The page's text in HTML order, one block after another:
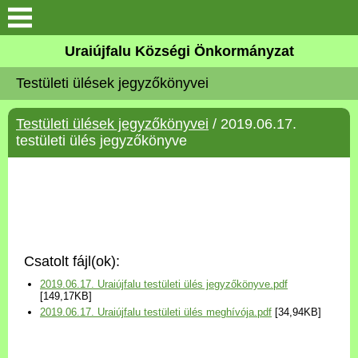
Köszöntő
Elérhetőségek
Uraiújfalu
Választási információk
Versenyképes Járások
Uraiújfalu Községi Önkormányzat
Testületi ülések jegyzőkönyvei
Testületi ülések jegyzőkönyvei / 2019.06.17.
testületi ülés jegyzőkönyve
Csatolt fájl(ok):
2019.06.17. Uraiújfalu testületi ülés jegyzőkönyve.pdf
[149,17KB]
2019.06.17. Uraiújfalu testületi ülés meghívója.pdf [34,94KB]